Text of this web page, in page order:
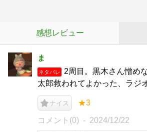
感想レビュー
ま
ネタバレ
2周目。黒木さん憎め
太郎救われてよかった、ラジ
ナイス ★3
コメント(0) 2024/12/22